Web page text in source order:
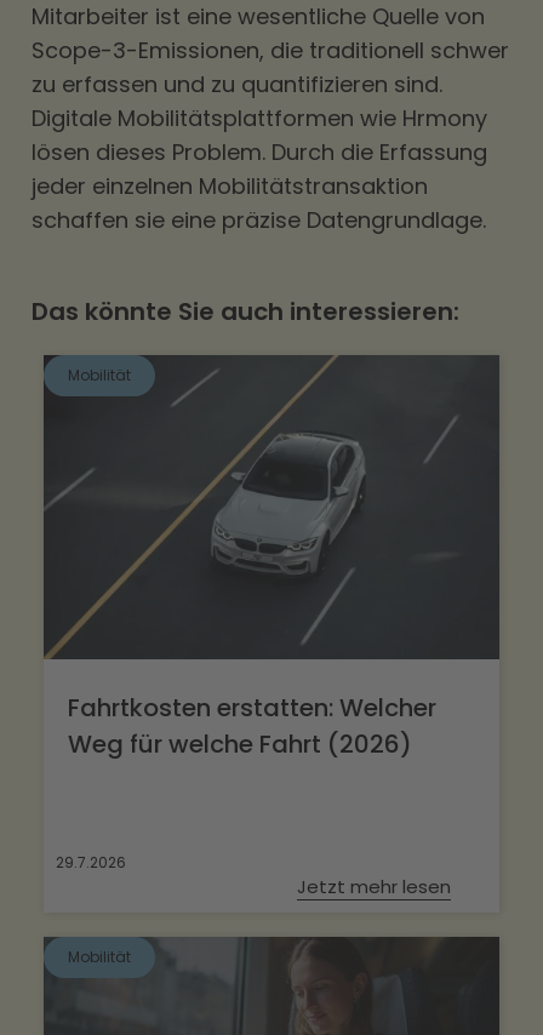
Mitarbeiter ist eine wesentliche Quelle von
Scope-3-Emissionen, die traditionell schwer
zu erfassen und zu quantifizieren sind.
Digitale Mobilitätsplattformen wie Hrmony
lösen dieses Problem. Durch die Erfassung
jeder einzelnen Mobilitätstransaktion
schaffen sie eine präzise Datengrundlage.
Das könnte Sie auch interessieren:
Mobilität
Fahrtkosten erstatten: Welcher
Weg für welche Fahrt (2026)
29.7.2026
Jetzt mehr lesen
Mobilität